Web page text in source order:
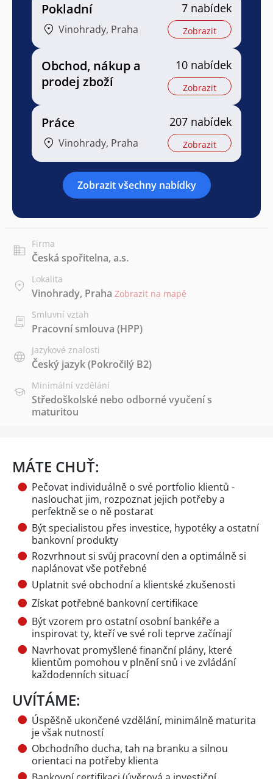
Pokladní
Vinohrady, Praha
7 nabídek
Zobrazit
Obchod, nákup a
prodej zboží
10 nabídek
Zobrazit
Práce
Vinohrady, Praha
207 nabídek
Zobrazit
Zobrazit všechny nabídky
Firma
Česká spořitelna, a.s.
Lokalita
Vinohrady, Praha Zobrazit na mapě
Smluvní vztah
Pracovní smlouva (HPP)
Jazykové znalosti
Český jazyk(Pokročilý B2)
Minimální vzdělání
Středoškolské nebo odborné vyučení s
maturitou
MÁTE CHUŤ:
Pečovat individuálně o své portfolio klientů -
naslouchat jim, rozpoznat jejich potřeby a
perfektně se o ně postarat
Být specialistou přes investice, hypotéky a ostatní
bankovní produkty
Rozvrhnout si svůj pracovní den a optimálně si
naplánovat vše potřebné
Uplatnit své obchodní a klientské zkušenosti
Získat potřebné bankovní certifikace
Být vzorem pro ostatní osobní bankéře a
inspirovat ty, kteří ve své roli teprve začínají
Navrhovat promyšlené finanční plány, které
klientům pomohou v plnění snů i ve zvládání
každodenních situací
UVÍTÁME:
Úspěšně ukončené vzdělání, minimálně maturita
je však nutností
Obchodního ducha, tah na branku a silnou
orientaci na potřeby klienta